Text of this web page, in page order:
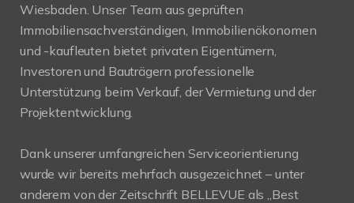
Wiesbaden. Unser Team aus geprüften
Immobiliensachverständigen, Immobilienökonomen
und -kaufleuten bietet privaten Eigentümern,
Investoren und Bauträgern professionelle
Unterstützung beim Verkauf, der Vermietung und der
Projektentwicklung.
Dank unserer umfangreichen Serviceorientierung
wurde wir bereits mehrfach ausgezeichnet – unter
anderem von der Zeitschrift BELLEVUE als „Best